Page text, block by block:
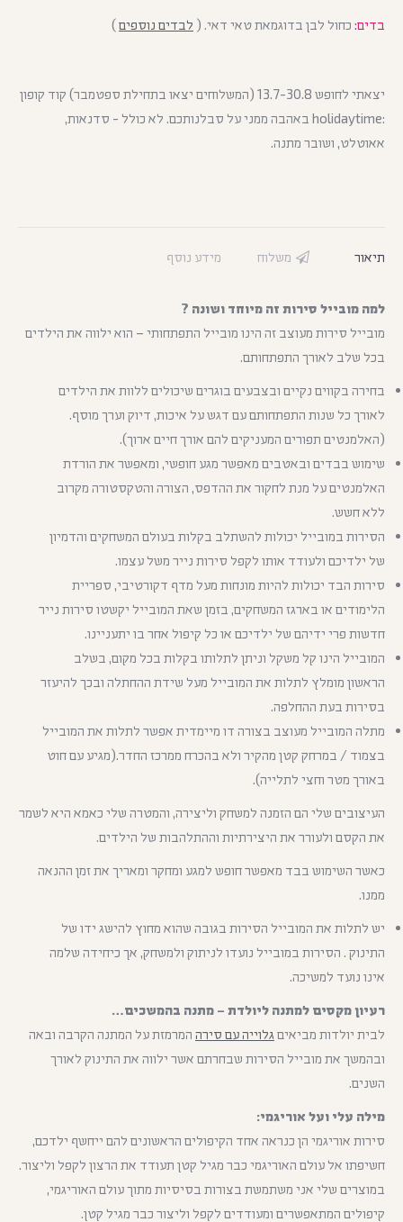
בדים: כחול לבן בדוגמאת טאי דאי. ( לבדים נוספים)
יצאתי לחופש 13.7-30.8 (המשלוחים יצאו בתחילת ספטמבר) קוד קופון
:holidaytime באהבה ממני על סבלנותכם. לא כולל - סדנאות,
אאוטלט, ושובר מתנה.
תיאור משלוח מידע נוסף
למה מובייל סירות זה מיוחד ושונה ?
מובייל סירות מעוצב זה הינו מובייל התפתחותי – הוא ילווה את הילדים
בכל שלב לאורך התפתחותם.
בחירה בקווים נקיים ובצבעים בוגרים שיכולים ללוות את הילדים
לאורך כל שנות התפתחותם עם דגש על איכות, דיוק וערך מוסף.
(האלמנטים תפורים המעניקים להם אורך חיים ארוך).
שימוש בבדים ובאטבים מאפשר מגע חופשי, ומאפשר את הורדת
האלמנטים על מנת לחקור את ההדפס, הצורה והטקסטורה מקרוב
ללא חשש.
הסירות במובייל יכולות להשתלב בקלות בעולם המשחקים והדמיון
של ילדיכם ולעודד אותו לקפל סירות נייר משל עצמו.
סירות הבד יכולות להיות מונחות מעל מדף דקורטיבי, ספריית
הלימודים או בארגז המשחקים, בזמן שאת המובייל יקשטו סירות נייר
חדשות פרי ידיהם של ילדיכם או כל קיפול אחר בו יתעניינו.
המובייל הינו קל משקל וניתן לתלותו בקלות בכל מקום, בשלב
הראשון מומלץ לתלות את המובייל מעל שידת ההחתלה ובכך להיעזר
בסירות בעת ההחלפה.
מתלה המובייל מעוצב בצורה דו מיימדית אפשר לתלות את המובייל
בצמוד / במרחק קטן מהקיר ולא בהכרח ממרכז החדר.(מגיע עם חוט
באורך מטר וחצי לתלייה).
העיצובים שלי הם הזמנה למשחק וליצירה, והמטרה שלי כאמא היא לשמר
את הקסם ולעורר את היצירתיות וההתלהבות של הילדים.
כאשר השימוש בבד מאפשר חופש למגע ומחקר ומאריך את זמן ההנאה
ממנו.
יש לתלות את המובייל הסירות בגובה שהוא מחוץ להישג ידו של
התינוק . הסירות במובייל נועדו לניתוק ולמשחק, אך כיחידה שלמה
אינו נועד למשיכה.
רעיון מקסים למתנה ליולדת – מתנה בהמשכים…
לבית יולדות מביאים גלוייה עם סירה המרמזת על המתנה הקרבה ובאה
ובהמשך את מובייל הסירות שבחרתם אשר ילווה את התינוק לאורך
השנים.
מילה עלי ועל אוריגמי:
סירות אוריגמי הן כנראה אחד הקיפולים הראשונים להם ייחשף ילדכם,
חשיפתו אל עולם האוריגמי כבר מגיל קטן תעודד את הרצון לקפל וליצור.
במוצרים שלי אני משתמשת בצורות בסיסיות מתוך עולם האוריגמי,
קיפולים המתאפשרים ומעודדים לקפל וליצור כבר מגיל קטן.